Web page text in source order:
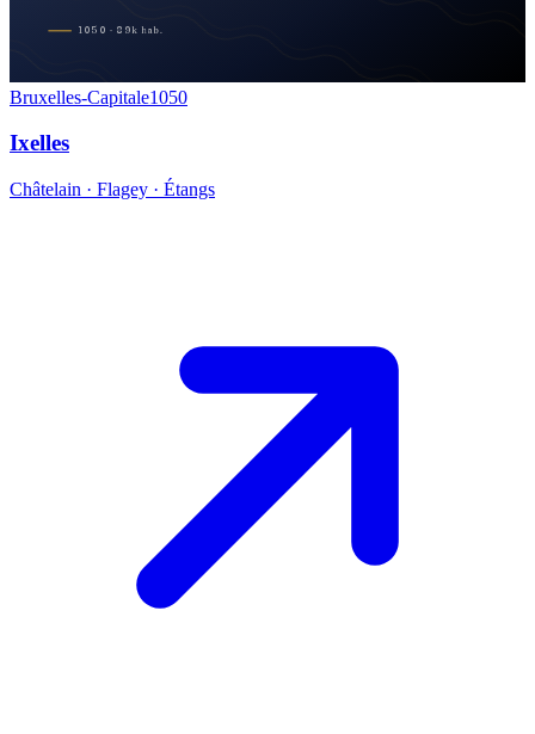
1050 · 89 k hab.
Bruxelles-Capitale1050
Ixelles
Châtelain · Flagey · Étangs